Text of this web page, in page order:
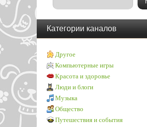
Категории каналов
Другое
Компьютерные игры
Красота и здоровье
Люди и блоги
Музыка
Общество
Путешествия и события